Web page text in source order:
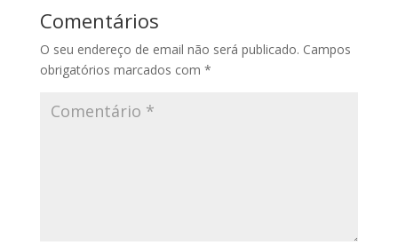
Comentários
O seu endereço de email não será publicado. Campos
obrigatórios marcados com *